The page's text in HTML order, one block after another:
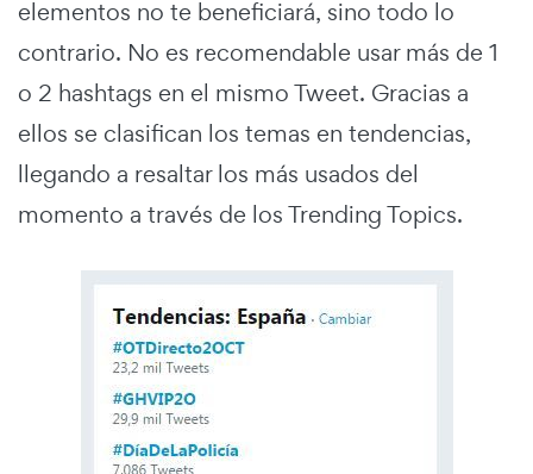
elementos no te beneficiará, sino todo lo
contrario. No es recomendable usar más de 1
o 2 hashtags en el mismo Tweet. Gracias a
ellos se clasifican los temas en tendencias,
llegando a resaltar los más usados del
momento a través de los Trending Topics.